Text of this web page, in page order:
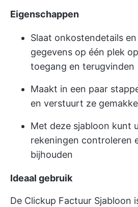
Eigenschappen
Slaat onkostendetails
gegevens op één plek
toegang en terugvinden
Maakt in een paar
en verstuurt ze
Met deze sjabloon kunt
rekeningen controleren
bijhouden
Ideaal gebruik
De Clickup Factuur Sjabloon